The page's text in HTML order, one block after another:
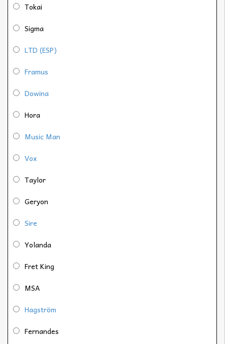
Tokai
Sigma
LTD (ESP)
Framus
Dowina
Hora
Music Man
Vox
Taylor
Geryon
Sire
Yolanda
Fret King
MSA
Hagström
Fernandes